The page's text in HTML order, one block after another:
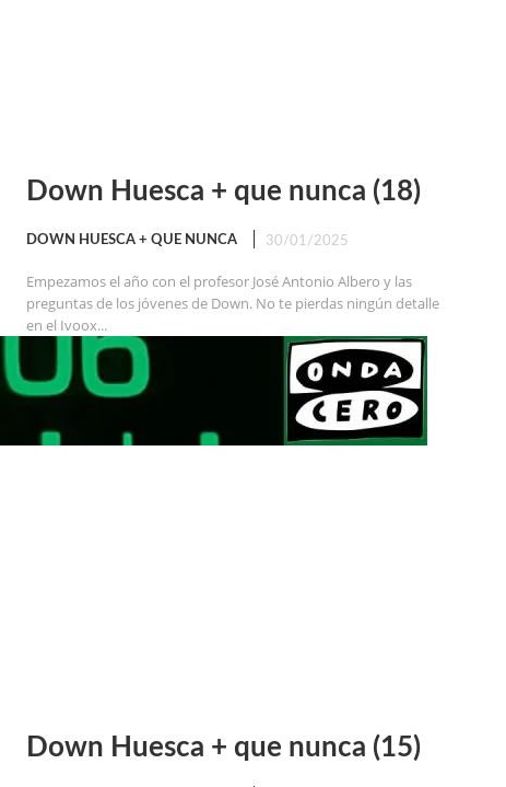
Down Huesca + que nunca (18)
DOWN HUESCA + QUE NUNCA 30/01/2025
Empezamos el año con el profesor José Antonio Albero y las
preguntas de los jóvenes de Down. No te pierdas ningún detalle
en el Ivoox...
Down Huesca + que nunca (15)